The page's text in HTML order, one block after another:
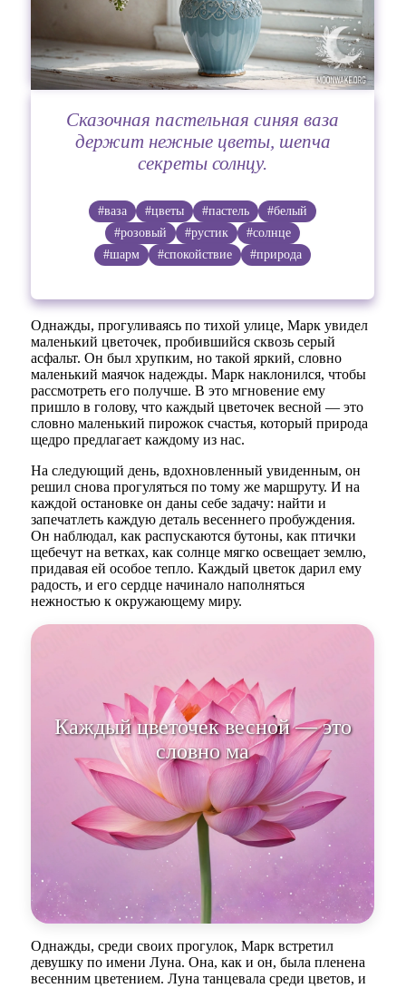
Сказочная пастельная синяя ваза
держит нежные цветы, шепча
секреты солнцу.
#ваза #цветы #пастель
#белый
#розовый
#рустик
#солнце
#шарм
#спокойствие #природа
Однажды, прогуливаясь по тихой улице, Марк увидел
маленький цветочек, пробившийся сквозь серый
асфальт. Он был хрупким, но такой яркий, словно
маленький маячок надежды. Марк наклонился, чтобы
рассмотреть его получше. В это мгновение ему
пришло в голову, что каждый цветочек весной — это
словно маленький пирожок счастья, который природа
щедро предлагает каждому из нас.
На следующий день, вдохновленный увиденным, он
решил снова прогуляться по тому же маршруту. И на
каждой остановке он даны себе задачу: найти и
запечатлеть каждую деталь весеннего пробуждения.
Он наблюдал, как распускаются бутоны, как птички
щебечут на ветках, как солнце мягко освещает землю,
придавая ей особое тепло. Каждый цветок дарил ему
радость, и его сердце начинало наполняться
нежностью к окружающему миру.
Каждый цветочек весной — это
словно маленький пирожок
счастья.
Однажды, среди своих прогулок, Марк встретил
девушку по имени Луна. Она, как и он, была пленена
весенним цветением. Луна танцевала среди цветов, и